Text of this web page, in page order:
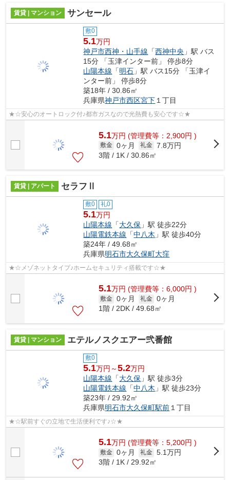
賃貸 | マンション サンセール
敷0
5.1万円
神戸市西神・山手線 「西神中央 」駅 バス
15分 「玉津インター前」 停歩8分
山陽本線 「明石 」駅 バス15分 「玉津イ
ンター前」 停歩8分
築18年 / 30.86㎡
兵庫県神戸市西区宮下 １丁目
★☆安心のオートロック付♪都市ガスなので光熱費も安心です☆★
5.1万円 (管理費等：2,900円 )
敷金 0ヶ月 礼金 7.8万円
3階 / 1K / 30.86㎡
賃貸 | アパート セラフⅡ
敷0 礼0
5.1万円
山陽本線 「大久保 」駅 徒歩22分
山陽電鉄本線 「中八木 」駅 徒歩40分
築24年 / 49.68㎡
兵庫県明石市大久保町大窪
★☆メゾネットタイプ♪ホームセキュリティ搭載です☆★
5.1万円 (管理費等：6,000円 )
敷金 0ヶ月 礼金 0ヶ月
1階 / 2DK / 49.68㎡
賃貸 | マンション エテルノスクエアー弐番館
敷0
5.1万円～5.2万円
山陽本線 「大久保 」駅 徒歩3分
山陽電鉄本線 「中八木 」駅 徒歩23分
築23年 / 29.92㎡
兵庫県明石市大久保町駅前 １丁目
★☆駅前すぐの立地で生活便利です♪☆★
5.1万円 (管理費等：5,200円 )
敷金 0ヶ月 礼金 5.1万円
3階 / 1K / 29.92㎡